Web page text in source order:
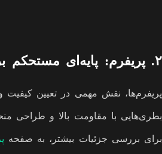
۲. پریفرم: پایه‌ای مستحکم برای بطری‌های باکیفیت
پریفرم‌ها، نقش مهمی در تعیین کیفیت و
بطری‌هایی با مقاومت بالا و طراحی
برای بررسی جزئیات بیشتر، به صفحه